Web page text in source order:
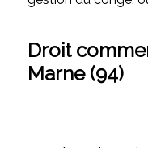
Droit
Marne (94)